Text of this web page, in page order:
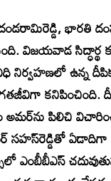
భారతి
విజయవాడ
ఉన్న దీపిక
కనిపించింది.
పిలిచి
ఏడాదిగా